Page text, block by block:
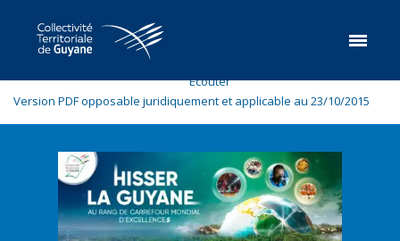
Ecouter
Version PDF opposable juridiquement et applicable au 23/10/2015